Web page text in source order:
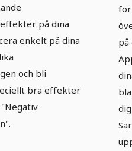
på dina
enkelt på dina
och bli
bra effekter
för
på